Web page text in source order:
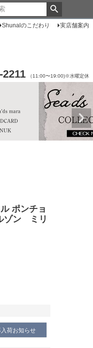
Shunalのこだわり 実店舗案内
2211 （11:00〜19:00)※水曜定休
ポンチョ
ゾン ミリ
荷お知らせ